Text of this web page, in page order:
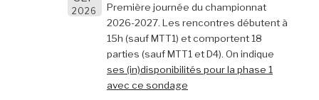
2026
Première journée du championnat
2026-2027. Les rencontres débutent à
15h (sauf MTT1) et comportent 18
parties (sauf MTT1 et D4). On indique
ses (in)disponibilités pour la phase 1
avec ce sondage